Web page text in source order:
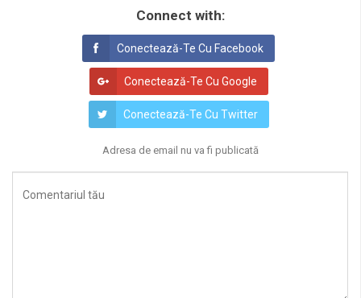
Connect with:
Conectează-Te Cu Facebook
Conectează-Te Cu Google
Conectează-Te Cu Twitter
Adresa de email nu va fi publicată